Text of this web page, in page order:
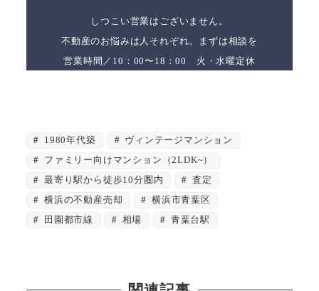
しつこい営業はございません。
不動産のお悩みは人それぞれ。まずは相談を
営業時間／10：00〜18：00 火・水曜定休
1980年代築
ヴィンテージマンション
ファミリー向けマンション（2LDK~）
最寄り駅から徒歩10分圏内
査定
横浜の不動産売却
横浜市青葉区
田園都市線
相場 青葉台駅